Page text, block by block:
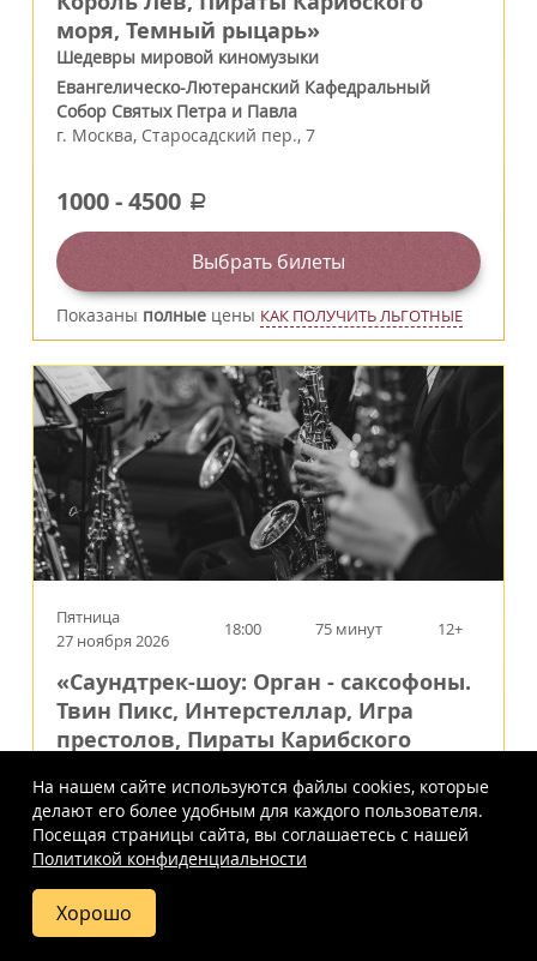
моря, Темный рыцарь»
Шедевры мировой киномузыки
Евангелическо-Лютеранский Кафедральный
Собор Святых Петра и Павла
г. Москва, Старосадский пер., 7
1000-4500 a
Выбрать билеты
Показаны полные цены КАК ПОЛУЧИТЬ ЛЬГОТНЫЕ
Пятница
27 ноября 2026
18:00 75 минут 12+
«Саундтрек-шоу: Орган - саксофоны.
Твин Пикс, Интерстеллар, Игра
престолов, Пираты Карибского
Шедевры мировой киномузыки
Евангелическо-Лютеранский Кафедральный
Собор Святых Петра и Павла
г.Москва,Старосадский пер., 7
1000-4500
Купить
билет
На нашем сайте используются файлы cookies, которые
делают его более удобным для каждого пользователя.
Посещая страницы сайта, вы соглашаетесь c нашей
Политикой конфиденциальности
Хорошо